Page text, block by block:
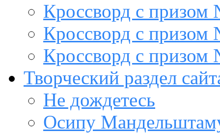
Кроссворд с
Кроссворд с
Кроссворд с
Творческий раздел
Не дождетесь
Осипу